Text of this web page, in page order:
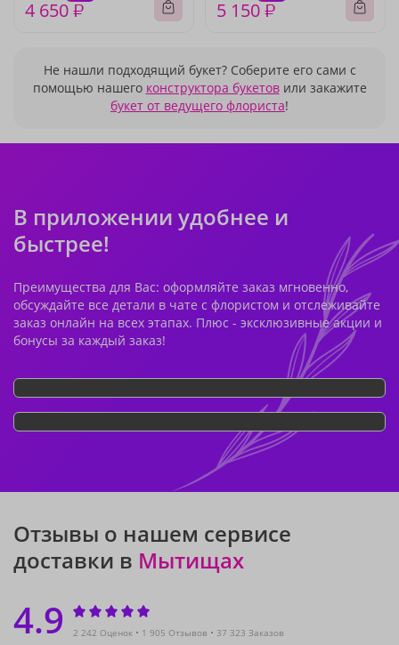
4 650 ₽ 5 150 ₽
Не нашли подходящий букет? Соберите его сами с
помощью нашего конструктора букетовили закажите
букет от ведущего флориста!
В приложении удобнее и
быстрее!
Преимущества для Вас: оформляйте заказ мгновенно,
обсуждайте все детали в чате с флористом и отслеживайте
заказ онлайн на всех этапах. Плюс - эксклюзивные акции и
бонусы за каждый заказ!
Отзывы о нашем сервисе
доставки в Мытищах
4.9 2 242 Оценок 1 905 Отзывов 37 323 Заказов